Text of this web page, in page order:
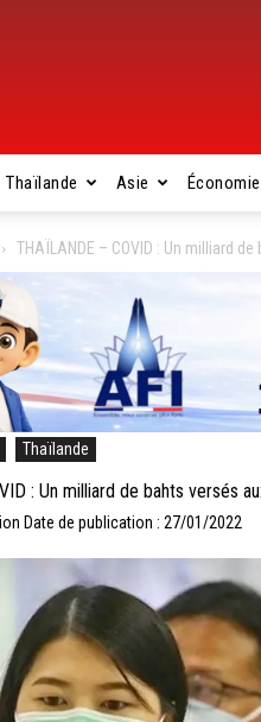
Thaïlande Asie Économie
THAÏLANDE – COVID : Un milliard
Thaïlande
: Un milliard de bahts versés
Date de publication : 27/01/2022